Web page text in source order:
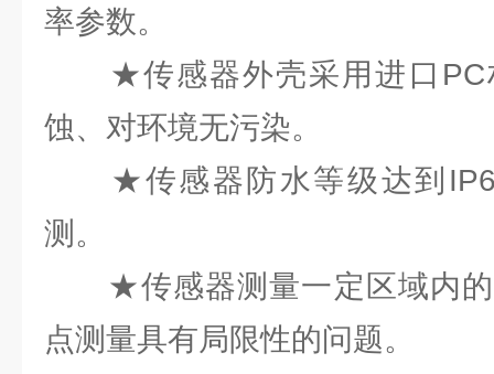
率参数。
★传感器外壳采用进口PC
蚀、对环境无污染。
★传感器防水等级达到
测。
★传感器测量一定区域内的
点测量具有局限性的问题。